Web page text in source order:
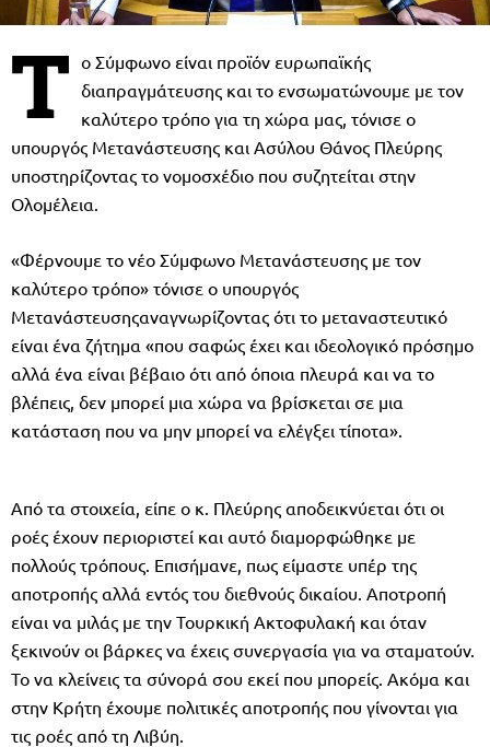
Τ ο Σύμφωνο είναι προϊόν ευρωπαϊκής
διαπραγμάτευσης και το ενσωματώνουμε με τον
καλύτερο τρόπο για τη χώρα μας, τόνισε ο
υπουργός Μετανάστευσης και Ασύλου Θάνος Πλεύρης
υποστηρίζοντας το νομοσχέδιο που συζητείται στην
Ολομέλεια.
«Φέρνουμε το νέο Σύμφωνο Μετανάστευσης με τον
καλύτερο τρόπο» τόνισε ο υπουργός
Μετανάστευσηςαναγνωρίζοντας ότι το μεταναστευτικό
είναι ένα ζήτημα «που σαφώς έχει και ιδεολογικό πρόσημο
αλλά ένα είναι βέβαιο ότι από όποια πλευρά και να το
βλέπεις, δεν μπορεί μια χώρα να βρίσκεται σε μια
κατάσταση που να μην μπορεί να ελέγξει τίποτα».
Από τα στοιχεία, είπε ο κ. Πλεύρης αποδεικνύεται ότι οι
ροές έχουν περιοριστεί και αυτό διαμορφώθηκε με
πολλούς τρόπους. Επισήμανε, πως είμαστε υπέρ της
αποτροπής αλλά εντός του διεθνούς δικαίου. Αποτροπή
είναι να μιλάς με την Τουρκική Ακτοφυλακή και όταν
ξεκινούν οι βάρκες να έχεις συνεργασία για να σταματούν.
Το να κλείνεις τα σύνορά σου εκεί που μπορείς. Ακόμα και
στην Κρήτη έχουμε πολιτικές αποτροπής που γίνονται για
τις ροές από τη Λιβύη.